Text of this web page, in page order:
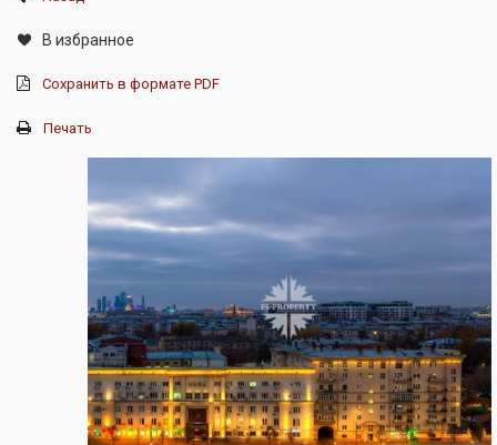
В избранное
Сохранить в формате PDF
Печать